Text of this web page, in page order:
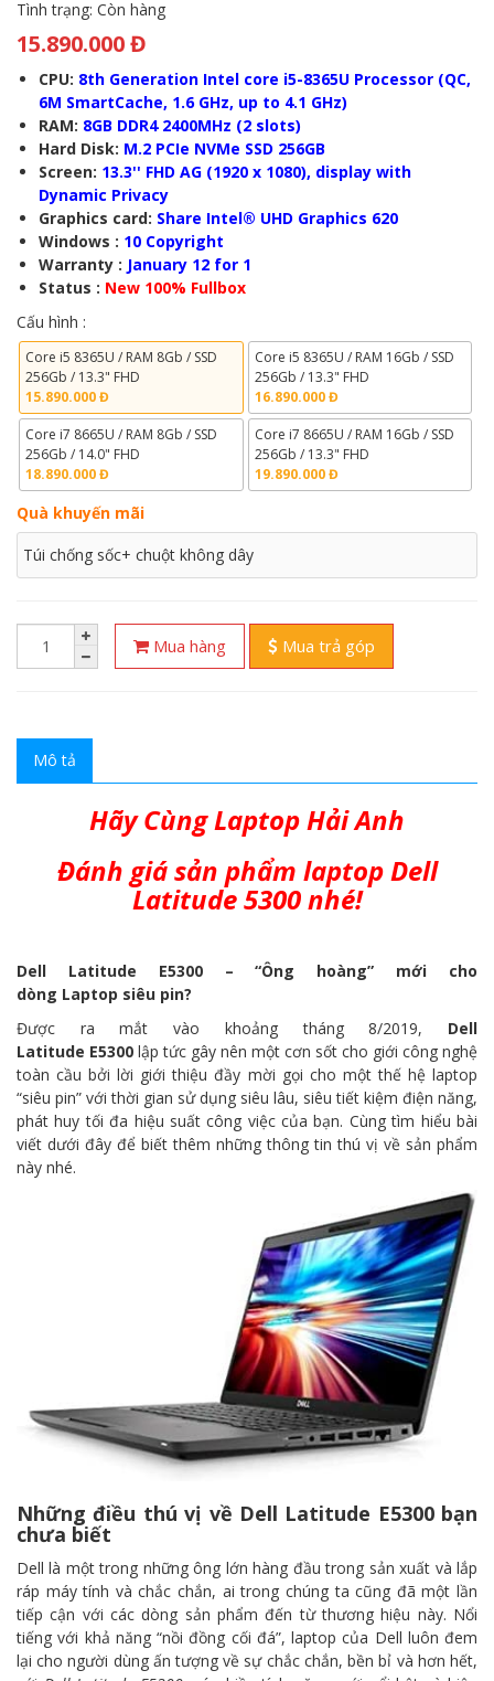
Tình trạng: Còn hàng
15.890.000 Đ
CPU: 8th Generation Intel core i5-8365U Processor (QC,
6M SmartCache, 1.6 GHz, up to 4.1 GHz)
RAM: 8GB DDR4 2400MHz (2 slots)
Hard Disk: M.2 PCIe NVMe SSD 256GB
Screen: 13.3'' FHD AG (1920 x 1080), display with
Dynamic Privacy
Graphics card: Share Intel® UHD Graphics 620
Windows : 10 Copyright
Warranty : January 12 for 1
Status : New 100% Fullbox
Cấu hình :
Core i5 8365U / RAM 8Gb / SSD
256Gb / 13.3" FHD
15.890.000 Đ
Core i5 8365U / RAM 16Gb / SSD
256Gb / 13.3" FHD
16.890.000 Đ
Core i7 8665U / RAM 8Gb / SSD
256Gb / 14.0" FHD
18.890.000 Đ
Core i7 8665U / RAM 16Gb / SSD
256Gb / 13.3" FHD
19.890.000 Đ
Quà khuyến mãi
Túi chống sốc+ chuột không dây
Mua hàng Mua trả góp
Mô tả
Hãy Cùng Laptop Hải Anh
Đánh giá sản phẩm laptopDell
Latitude 5300nhé!
Dell Latitude E5300 – “Ông hoàng” mới cho
dòng Laptop siêu pin?
Được ra mắt vào khoảng tháng 8/2019, Dell
Latitude E5300 lập tức gây nên một cơn sốt cho giới công nghệ
toàn cầu bởi lời giới thiệu đầy mời gọi cho một thế hệ laptop
“siêu pin” với thời gian sử dụng siêu lâu, siêu tiết kiệm điện năng,
phát huy tối đa hiệu suất công việc của bạn. Cùng tìm hiểu bài
viết dưới đây để biết thêm những thông tin thú vị về sản phẩm
này nhé.
Những điều thú vị về Dell Latitude E5300 bạn
chưa biết
Dell là một trong những ông lớn hàng đầu trong sản xuất và lắp
ráp máy tính và chắc chắn, ai trong chúng ta cũng đã một lần
tiếp cận với các dòng sản phẩm đến từ thương hiệu này. Nổi
tiếng với khả năng “nồi đồng cối đá”, laptop của Dell luôn đem
lại cho người dùng ấn tượng về sự chắc chắn, bền bỉ và hơn hết,